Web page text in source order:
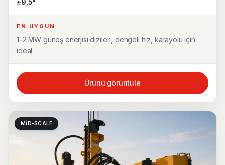
±9,5°
EN UYGUN
1–2 MW güneş enerjisi dizileri, dengeli hız, karayolu için
ideal
Ürünü görüntüle
MID-SCALE